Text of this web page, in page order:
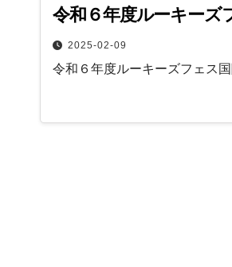
令和６年度ルーキーズ
2025-02-09
令和６年度ルーキーズフェス